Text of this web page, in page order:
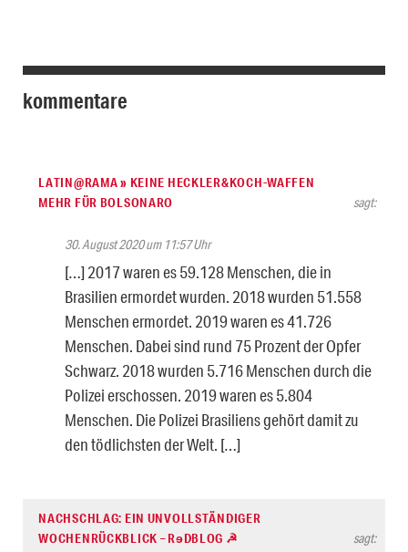
kommentare
LATIN@RAMA » KEINE HECKLER&KOCH-WAFFEN
MEHR FÜR BOLSONARO
sagt:
30. August 2020 um 11:57 Uhr
[…] 2017 waren es 59.128 Menschen, die in
Brasilien ermordet wurden. 2018 wurden 51.558
Menschen ermordet. 2019 waren es 41.726
Menschen. Dabei sind rund 75 Prozent der Opfer
Schwarz. 2018 wurden 5.716 Menschen durch die
Polizei erschossen. 2019 waren es 5.804
Menschen. Die Polizei Brasiliens gehört damit zu
den tödlichsten der Welt. […]
NACHSCHLAG: EIN UNVOLLSTÄNDIGER
WOCHENRÜCKBLICK – RɘDBLOG ☭
sagt: